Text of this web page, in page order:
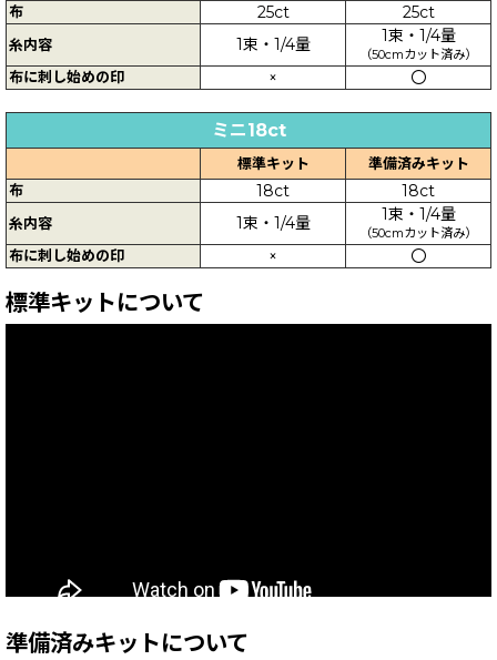
布
25ct 25ct
糸内容 1束・1/4量 1束・1/4量
（50cmカット済み）
布に刺し始めの印 × 〇
ミニ18ct
標準キット
準備済みキット
布
18ct 18ct
糸内容 1束・1/4量 1束・1/4量
（50cmカット済み）
布に刺し始めの印 × 〇
標準キットについて
準備済みキットについて